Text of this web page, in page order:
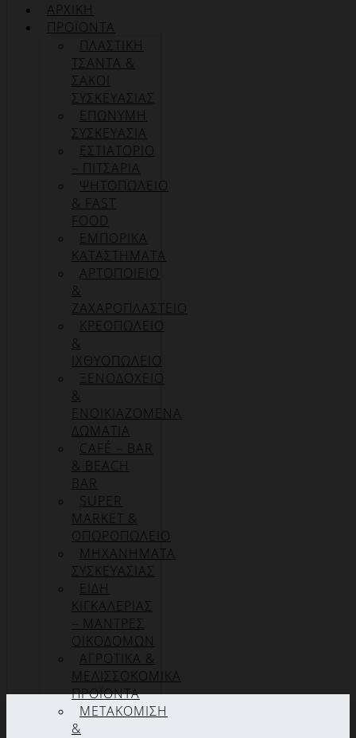
ΑΡΧΙΚΉ
ΠΡΟΪΌΝΤΑ
ΠΛΑΣΤΙΚΗ
ΤΣΑΝΤΑ &
ΣΑΚΟΙ
ΣΥΣΚΕΥΑΣΙΑΣ
ΕΠΏΝΥΜΗ
ΣΥΣΚΕΥΑΣΊΑ
ΕΣΤΙΑΤΟΡΙΟ
– ΠΙΤΣΑΡΙΑ
ΨΗΤΟΠΩΛΕΙΟ
& FAST
FOOD
ΕΜΠΟΡΙΚΑ
ΚΑΤΑΣΤΗΜΑΤΑ
ΑΡΤΟΠΟΙΕΙΟ
&
ΖΑΧΑΡΟΠΛΑΣΤΕΙΟ
ΚΡΕΟΠΩΛΕΙΟ
&
ΙΧΘΥΟΠΩΛΕΙΟ
ΞΕΝΟΔΟΧΕΙΟ
&
ΕΝΟΙΚΙΑΖΟΜΕΝΑ
ΔΩΜΑΤΙΑ
CAFÉ – BAR
& BEACH
BAR
SUPER
MARKET &
ΟΠΩΡΟΠΩΛΕΙΟ
ΜΗΧΑΝΗΜΑΤΑ
ΣΥΣΚΕΥΑΣΙΑΣ
ΕΙΔΗ
ΚΙΓΚΑΛΕΡΙΑΣ
– ΜΑΝΤΡΕΣ
ΟΙΚΟΔΟΜΩΝ
ΑΓΡΟΤΙΚΑ &
ΜΕΛΙΣΣΟΚΟΜΙΚΑ
ΠΡΟΪΟΝΤΑ
ΜΕΤΑΚΟΜΙΣΗ
&